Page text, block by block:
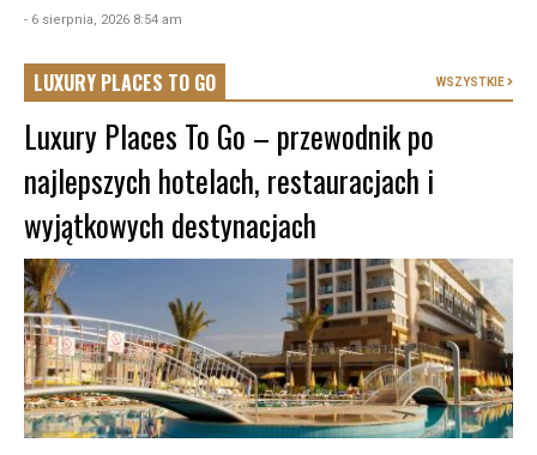
- 6 sierpnia, 2026 8:54 am
LUXURY PLACES TO GO WSZYSTKIE
Luxury Places To Go – przewodnik po
najlepszych hotelach, restauracjach i
wyjątkowych destynacjach